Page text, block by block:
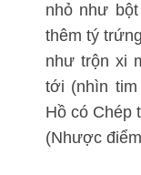
nhỏ như
thêm tý
như trộn xi
tới (nhìn
Hồ có Chép
(Nhược